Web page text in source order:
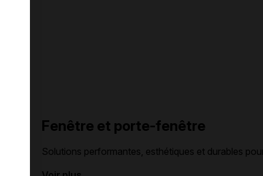
Fenêtre et porte-fenêtre
Solutions performantes, esthétiques et durables